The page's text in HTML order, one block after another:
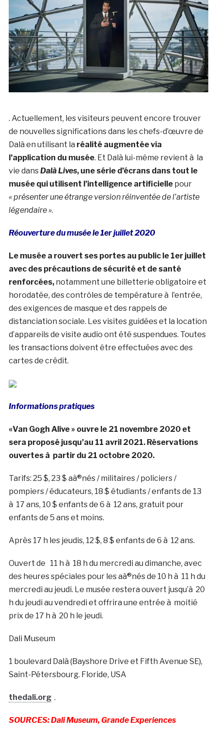
. Actuellement, les visiteurs peuvent encore trouver
de nouvelles significations dans les chefs-d’œuvre de
Dalà­ en utilisant la réalité augmentée via
l’application du musée. Et Dalà­ lui-même revient à la
vie dansDalà­ Lives, une série d’écrans dans tout le
musée qui utilisent l’intelligence artificiellepour
« présenter une étrange version réinventée de l’artiste
légendaire ».
Réouverture du musée le 1er juillet 2020
Le musée a rouvert ses portes au public le 1er juillet
avec des précautions de sécurité et de santé
renforcées,notamment une billetterie obligatoire et
horodatée, des contrôles de température à l’entrée,
des exigences de masque et des rappels de
distanciation sociale. Les visites guidées et la location
d’appareils de visite audio ont été suspendues. Toutes
les transactions doivent être effectuées avec des
cartes de crédit.
Informations pratiques
«Van Gogh Alive » ouvre le 21 novembre 2020 et
sera proposé jusqu’au 11 avril 2021. Réservations
ouvertes à partir du 21 octobre 2020.
Tarifs: 25 $, 23 $ aà®nés / militaires / policiers /
pompiers / éducateurs, 18 $ étudiants / enfants de 13
à 17 ans, 10 $ enfants de 6 à 12 ans, gratuit pour
enfants de 5 ans et moins.
Après 17 h les jeudis, 12 $, 8 $ enfants de 6 à 12 ans.
Ouvert de 11 h à 18 h du mercredi au dimanche, avec
des heures spéciales pour les aà®nés de 10 h à 11 h du
mercredi au jeudi. Le musée restera ouvert jusqu’à 20
h du jeudi au vendredi et offrira une entrée à moitié
prix de 17 h à 20 h le jeudi.
Dali Museum
1 boulevard Dalà­ (Bayshore Drive et Fifth Avenue SE),
Saint-Pétersbourg. Floride, USA
thedali.org.
SOURCES: Dali Museum, Grande Experiences